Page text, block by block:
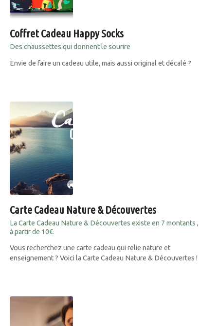
Coffret Cadeau Happy Socks
Des chaussettes qui donnent le sourire
Envie de faire un cadeau utile, mais aussi original et décalé ?
Carte Cadeau Nature & Découvertes
La Carte Cadeau Nature & Découvertes existe en 7 montants ,
à partir de 10€.
Vous recherchez une carte cadeau qui relie nature et
enseignement ? Voici la Carte Cadeau Nature & Découvertes !